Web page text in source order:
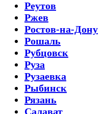
Реутов
Ржев
Ростов-на-Дону
Рошаль
Рубцовск
Руза
Рузаевка
Рыбинск
Рязань
Салават